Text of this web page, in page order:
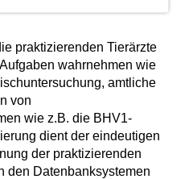
praktizierenden Tierärzte
wahrnehmen wie
amtliche
von
wie z.B. die BHV1-
dient der eindeutigen
der praktizierenden
den Datenbanksystemen